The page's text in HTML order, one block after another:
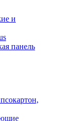
и
панель